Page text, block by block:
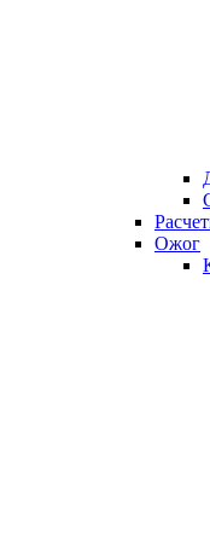
Ожог